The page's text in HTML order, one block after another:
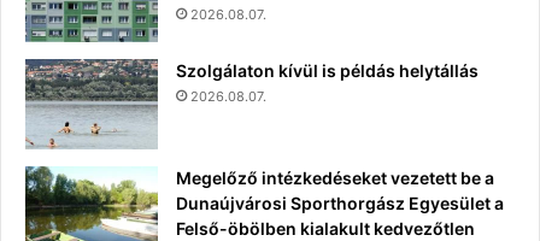
2026.08.07.
Szolgálaton kívül is példás helytállás
2026.08.07.
Megelőző intézkedéseket vezetett be a
Dunaújvárosi Sporthorgász Egyesület a
Felső-öbölben kialakult kedvezőtlen